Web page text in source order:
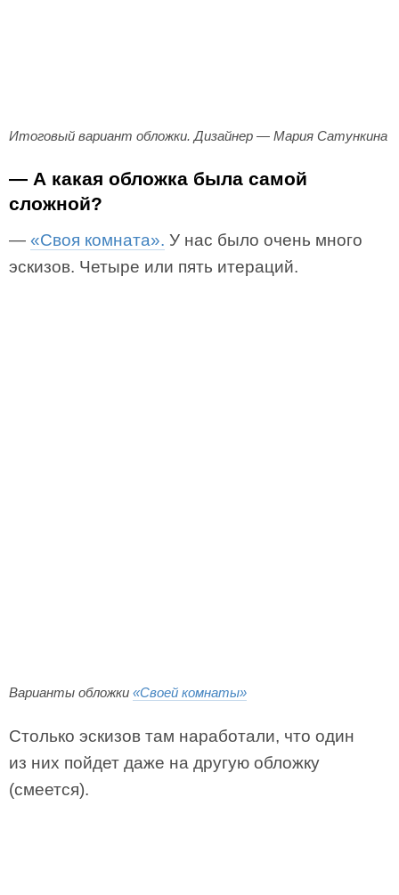
Итоговый вариант обложки. Дизайнер — Мария Сатункина
— А какая обложка была самой
сложной?
— «Своя комната». У нас было очень много
эскизов. Четыре или пять итераций.
Варианты обложки «Своей комнаты»
Столько эскизов там наработали, что один
из них пойдет даже на другую обложку
(смеется).